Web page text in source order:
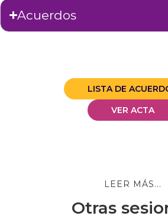
Acuerdos
LISTA DE
VER ACTA
LEER MÁS...
Otras